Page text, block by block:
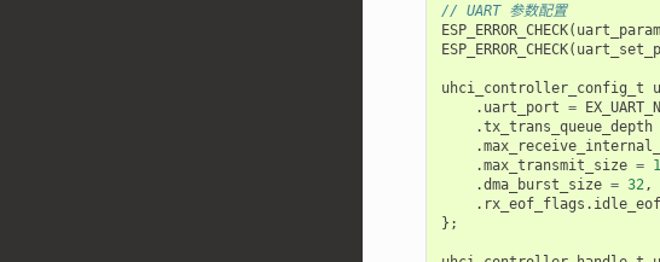
// UART 参数配置
ESP_ERROR_CHECK(
ESP_ERROR_CHECK(
uhci_controller_config_t
. uart_port =
.tx_trans_queue_depth
.
.max_transmit_size =
.dma_burst_size = 32,
. rx_eof_flags . idle_eof
};